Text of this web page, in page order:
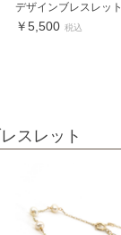
デザインブレスレット
￥5,500 税込
スレット